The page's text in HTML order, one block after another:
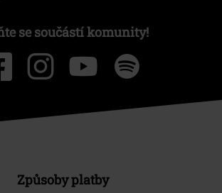
se součástí komunity!
Způsoby platby